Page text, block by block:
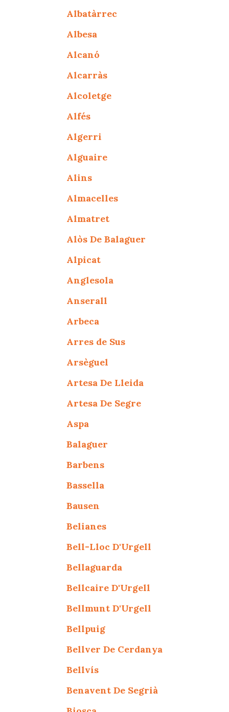
Albatàrrec
Albesa
Alcanó
Alcarràs
Alcoletge
Alfés
Algerri
Alguaire
Alins
Almacelles
Almatret
Alòs De Balaguer
Alpicat
Anglesola
Anserall
Arbeca
Arres de Sus
Arsèguel
Artesa De Lleida
Artesa De Segre
Aspa
Balaguer
Barbens
Bassella
Bausen
Belianes
Bell-Lloc D'Urgell
Bellaguarda
Bellcaire D'Urgell
Bellmunt D'Urgell
Bellpuig
Bellver De Cerdanya
Bellvís
Benavent De Segrià